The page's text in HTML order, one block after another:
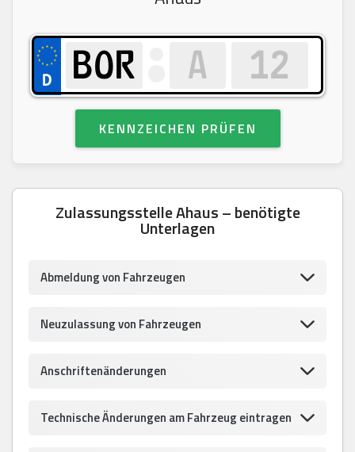
KENNZEICHEN PRÜFEN
Zulassungsstelle Ahaus – benötigte
Unterlagen
Abmeldung von Fahrzeugen
Neuzulassung von Fahrzeugen
Anschriftenänderungen
Technische Änderungen am Fahrzeug eintragen